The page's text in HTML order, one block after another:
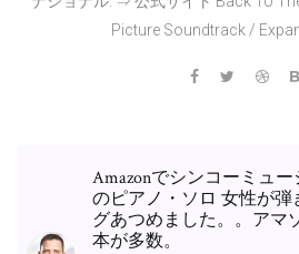
Picture Soundtrack /
Amazonでシンコーミュ
のピアノ・ソロ 女性が
グあつめました。。アマ
本が多数。